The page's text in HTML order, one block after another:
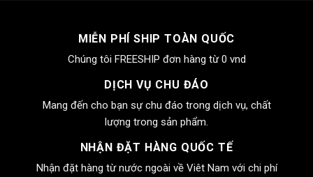
MIỄN PHÍ SHIP TOÀN QUỐC
Chúng tôi FREESHIP đơn hàng từ 0 vnd
DỊCH VỤ CHU ĐÁO
Mang đến cho bạn sự chu đáo trong dịch vụ, chất
lượng trong sản phẩm.
NHẬN ĐẶT HÀNG QUỐC TẾ
Nhận đặt hàng từ nước ngoài về Viêt Nam với chi phí